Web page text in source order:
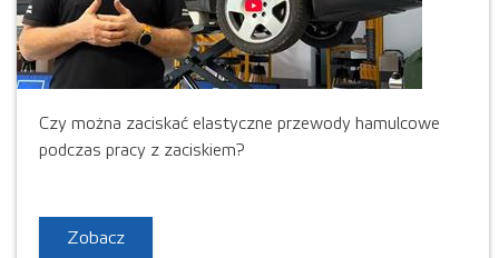
Czy można zaciskać elastyczne przewody hamulcowe
podczas pracy z zaciskiem?
Zobacz